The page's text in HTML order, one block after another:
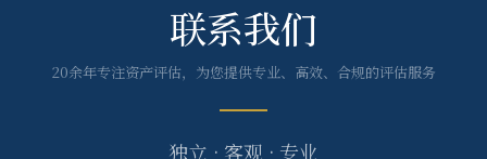
联系我们
20余年专注资产评估，为您提供专业、高效、合规的评估服务
独立 · 客观 · 专业